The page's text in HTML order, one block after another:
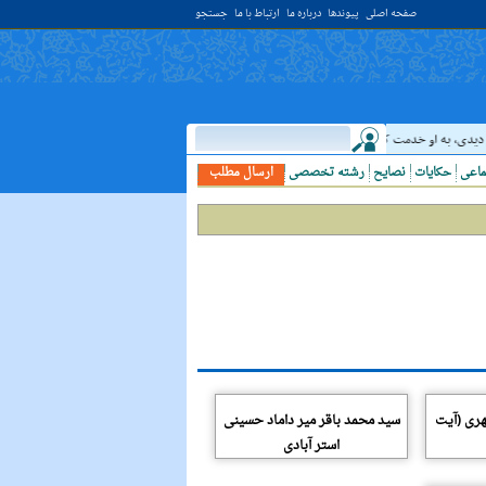
صفحه اصلی پیوندها درباره ما ارتباط با ما جستجو
به او خدمت کن. ( غررالحکم ح ۴۰۴۴ )
ارسال مطلب
رشته تخصصی نصایح حکایات
(آیت
سید محمد باقر میر داماد حسینی
استر آبادی